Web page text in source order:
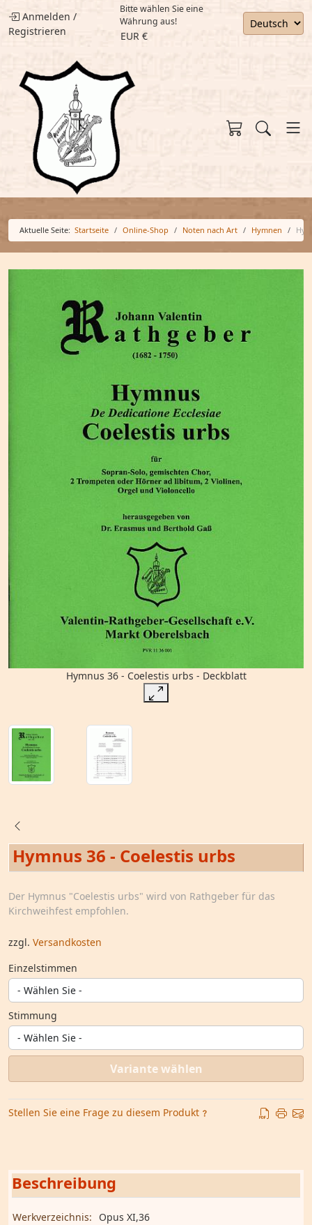
Anmelden /
Registrieren
Bitte wählen Sie eine
Währung aus!
EUR €
Aktuelle Seite: Startseite Online-Shop Noten nach Art Hymnen
Hymnus 36 - Coelestis urbs - Deckblatt
Hymnus 36 - Coelestis urbs
Der Hymnus "Coelestis urbs" wird von Rathgeber für das
Kirchweihfest empfohlen.
zzgl. Versandkosten
Einzelstimmen
Stimmung
Variante wählen
Stellen Sie eine Frage zu diesem Produkt
Beschreibung
Werkverzeichnis:
Opus XI,36